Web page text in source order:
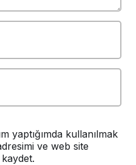
yaptığımda kullanılmak
ve web site